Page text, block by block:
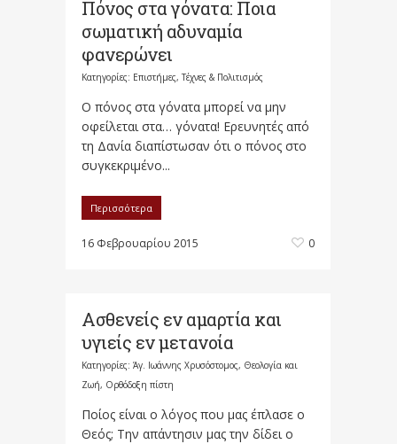
Πόνος στα γόνατα: Ποια
σωματική αδυναμία
φανερώνει
Κατηγορίες: Επιστήμες, Τέχνες & Πολιτισμός
Ο πόνος στα γόνατα μπορεί να μην
οφείλεται στα… γόνατα! Ερευνητές από
τη Δανία διαπίστωσαν ότι ο πόνος στο
συγκεκριμένο...
Περισσότερα
16 Φεβρουαρίου 2015 0
Ασθενείς εν αμαρτία και
υγιείς εν μετανοία
Κατηγορίες: Άγ. Ιωάννης Χρυσόστομος, Θεολογία και
Ζωή, Ορθόδοξη πίστη
Ποίος είναι ο λόγος που μας έπλασε ο
Θεός; Την απάντησιν μας την δίδει ο